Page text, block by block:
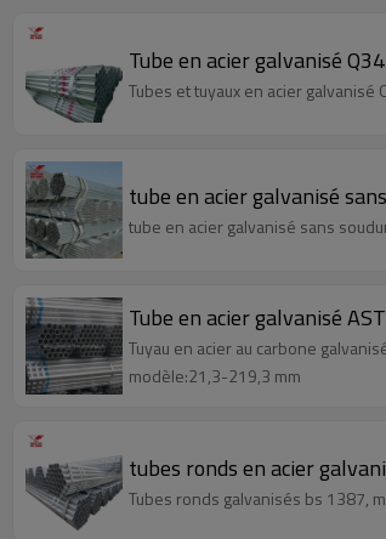
Tube en acier galvanisé
Tubes et tuyaux en acier
tube en acier galvanisé
tube en acier galvanisé sans
Tube en acier galvanisé
Tuyau en acier au carbone
modèle:21,3-219,3 mm
tubes ronds en acier
Tubes ronds galvanisés bs 1387,